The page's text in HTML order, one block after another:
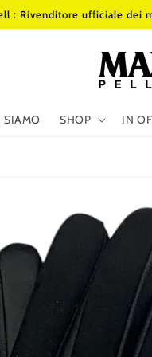
: Rivenditore ufficiale dei
SIAMO SHOP IN